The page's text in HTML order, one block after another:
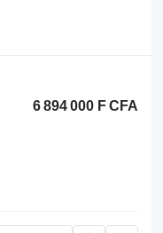
6 894 000 F CFA